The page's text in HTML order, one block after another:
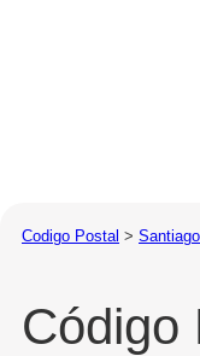
Codigo Postal >
Código